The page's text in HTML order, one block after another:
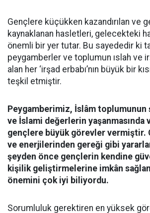
Gençlere küçükken kazandırılan ve
kaynaklanan hasletleri, gelecekteki
önemli bir yer tutar. Bu sayededir ki
peygamberler ve toplumun ıslah ve
alan her ‘irşad erbabı’nın büyük bir
teşkil etmiştir.
Peygamberimiz, İslâm
ve İslami değerlerin yaşanmasında
gençlere büyük görevler vermiştir.
ve enerjilerinden gereği gibi
şeyden önce gençlerin kendine
kişilik geliştirmelerine imkân
önemini çok iyi biliyordu.
Sorumluluk gerektiren en yüksek